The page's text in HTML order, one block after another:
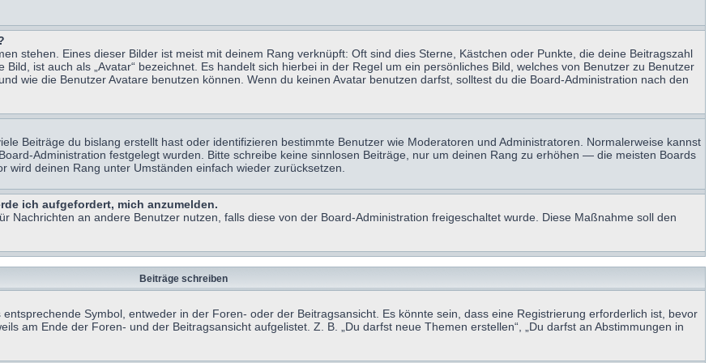
stehen. Eines dieser Bilder ist meist mit deinem Rang verknüpft: Oft sind dies Sterne, Kästchen oder Punkte, die deine Beitragszahl
ist auch als „Avatar“ bezeichnet. Es handelt sich hierbei in der Regel um ein persönliches Bild, welches von Benutzer zu Benutzer
wie die Benutzer Avatare benutzen können. Wenn du keinen Avatar benutzen darfst, solltest du die Board-Administration nach den
Beiträge du bislang erstellt hast oder identifizieren bestimmte Benutzer wie Moderatoren und Administratoren. Normalerweise kannst
Administration festgelegt wurden. Bitte schreibe keine sinnlosen Beiträge, nur um deinen Rang zu erhöhen — die meisten Boards
deinen Rang unter Umständen einfach wieder zurücksetzen.
ich aufgefordert, mich anzumelden.
Nachrichten an andere Benutzer nutzen, falls diese von der Board-Administration freigeschaltet wurde. Diese Maßnahme soll den
Beiträge schreiben
Symbol, entweder in der Foren- oder der Beitragsansicht. Es könnte sein, dass eine Registrierung erforderlich ist, bevor
am Ende der Foren- und der Beitragsansicht aufgelistet. Z. B. „Du darfst neue Themen erstellen“, „Du darfst an Abstimmungen in